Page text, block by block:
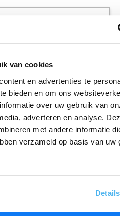
van cookies
en advertenties te
bieden en om ons
over uw gebruik van
adverteren en analyse.
met andere informatie
verzameld op basis van uw